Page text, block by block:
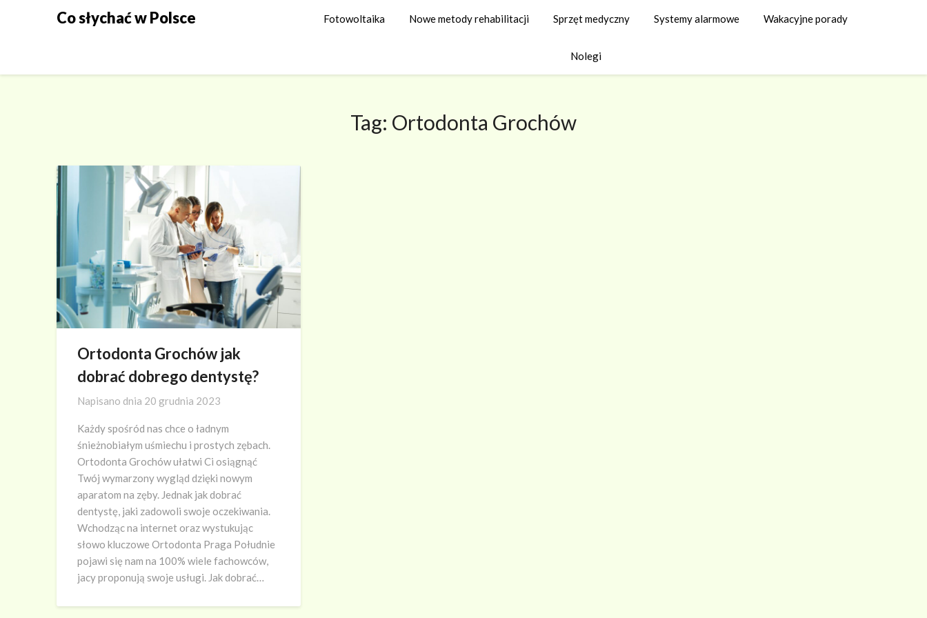
Co słychać w Polsce Fotowoltaika Nowe metody rehabilitacji Sprzęt medyczny Systemy alarmowe Wakacyjne porady
Nolegi
Tag: Ortodonta Grochów
Ortodonta Grochów jak
dobrać dobrego dentystę?
Napisano dnia 20 grudnia 2023
Każdy spośród nas chce o ładnym
śnieżnobiałym uśmiechu i prostych zębach.
Ortodonta Grochów ułatwi Ci osiągnąć
Twój wymarzony wygląd dzięki nowym
aparatom na zęby. Jednak jak dobrać
dentystę, jaki zadowoli swoje oczekiwania.
Wchodząc na internet oraz wystukując
słowo kluczowe Ortodonta Praga Południe
pojawi się nam na 100% wiele fachowców,
jacy proponują swoje usługi. Jak dobrać…